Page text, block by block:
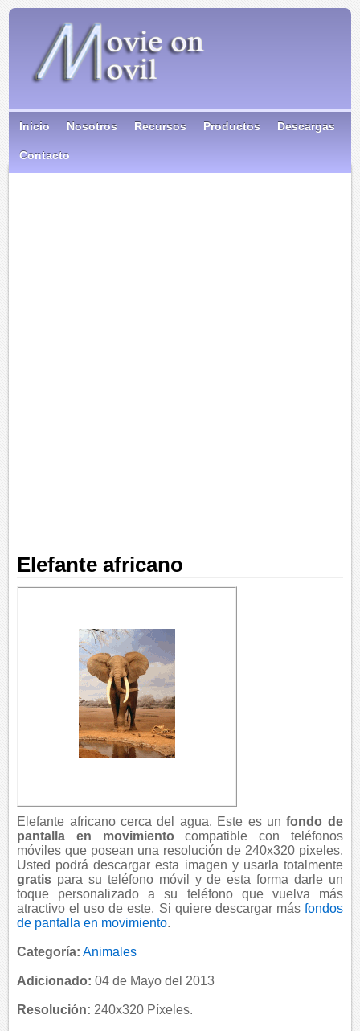
Inicio Nosotros Recursos Productos Descargas
Contacto
Elefante africano
Elefante africano cerca del agua. Este es unfondo de
pantalla en movimiento compatible con teléfonos
móviles que posean una resolución de 240x320 pixeles.
Usted podrá descargar esta imagen y usarla totalmente
gratis para su teléfono móvil y de esta forma darle un
toque personalizado a su teléfono que vuelva más
atractivo el uso de este. Si quiere descargar más fondos
de pantalla en movimiento.
Categoría: Animales
Adicionado: 04 de Mayo del 2013
Resolución: 240x320 Píxeles.